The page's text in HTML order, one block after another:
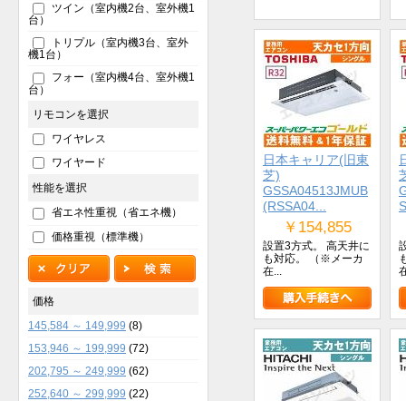
日本キャリア(旧東
芝)
GSSA04513JMUB
(RSSA04...
￥154,855
設置3方式。 高天井に
も対応。 （※メーカ
在...
ツイン（室内機2台、室外機1
台）
トリプル（室内機3台、室外
機1台）
フォー（室内機4台、室外機1
台）
リモコンを選択
ワイヤレス
ワイヤード
性能を選択
省エネ性重視（省エネ機）
価格重視（標準機）
価格
145,584 ～ 149,999 (8)
153,946 ～ 199,999 (72)
202,795 ～ 249,999 (62)
252,640 ～ 299,999 (22)